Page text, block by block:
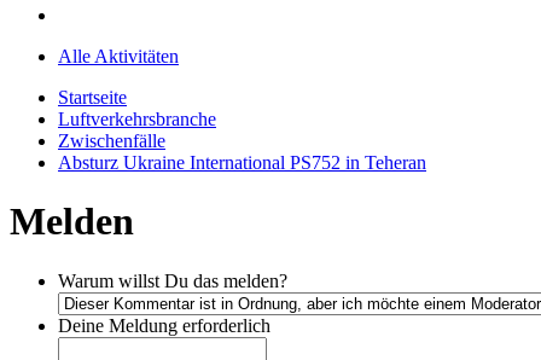
Alle Aktivitäten
Startseite
Luftverkehrsbranche
Zwischenfälle
Absturz Ukraine International PS752 in Teheran
Melden
Warum willst Du das melden?
Deine Meldung erforderlich